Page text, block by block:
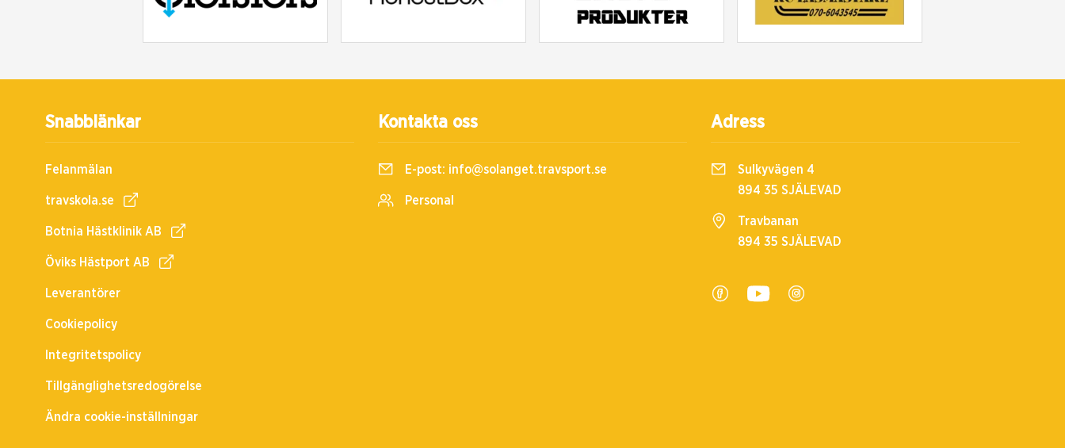
Snabblänkar
Felanmälan
travskola.se
Botnia Hästklinik AB
Öviks Hästport AB
Leverantörer
Cookiepolicy
Integritetspolicy
Tillgänglighetsredogörelse
Ändra cookie-inställningar
Kontakta oss
E-post: info@solanget.travsport.se
Personal
Adress
Sulkyvägen 4
894 35 SJÄLEVAD
Travbanan
894 35 SJÄLEVAD